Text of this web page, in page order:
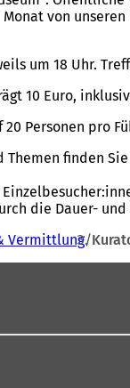
von
um 18 Uhr.
10 Euro,
Personen pro
finden
die Dauer-
Vermittlung